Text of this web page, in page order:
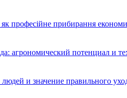
професійне прибирання
агрономический потенциал и
и значение правильного